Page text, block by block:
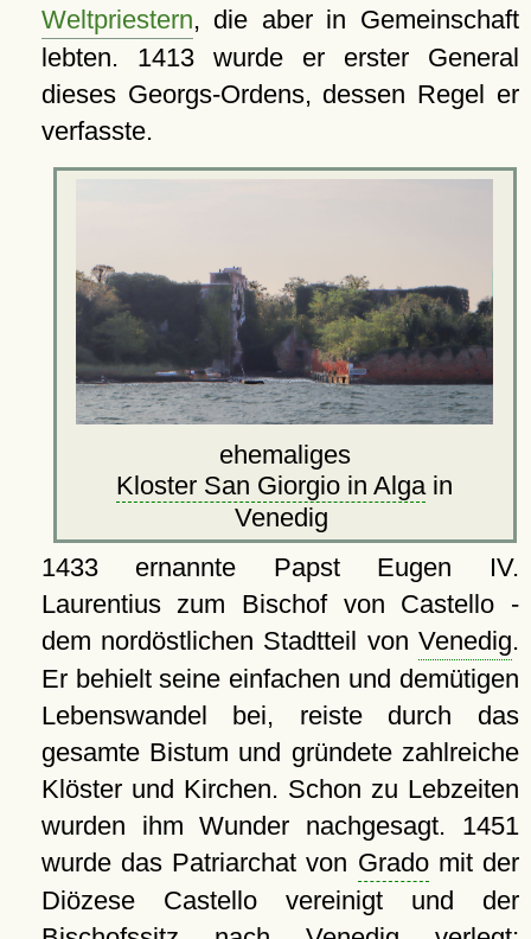
Weltpriestern, die aber in Gemeinschaft
lebten. 1413 wurde er erster General
dieses Georgs-Ordens, dessen Regel er
verfasste.
ehemaliges
Kloster San Giorgio in Alga in
Venedig
1433 ernannte Papst Eugen IV.
Laurentius zum Bischof von Castello -
dem nordöstlichen Stadtteil von Venedig.
Er behielt seine einfachen und demütigen
Lebenswandel bei, reiste durch das
gesamte Bistum und gründete zahlreiche
Klöster und Kirchen. Schon zu Lebzeiten
wurden ihm Wunder nachgesagt. 1451
wurde das Patriarchat von Gradomit der
Diözese Castello vereinigt und der